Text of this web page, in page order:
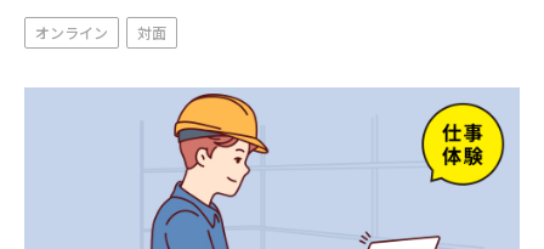
ポーカー採用イベント
麻雀採用イベント
仕事体験ビルダー
オンライン 対面